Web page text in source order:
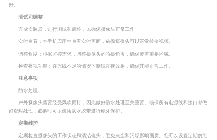
好。
测试和调整
完成安装后，进行测试和调整，以确保摄像头正常工作
实时查看：在手机应用中查看实时画面，确保摄像头可以正常传输视频。
调整角度：根据监控需求，调整摄像头的拍摄角度，确保覆盖重要区域。
检查夜视功能：在光线不足的情况下测试夜视效果，确保其能正常工作。
注意事项
防水处理
户外摄像头需要经受风吹雨打，因此做好防水处理至关重要。确保所有电源线和接口都做
好密封处理，必要时可以使用防水胶带进行额外保护。
定期维护
定期检查摄像头的工作状态和清洁镜头，避免灰尘和污垢影响画质。您可以设置定期的维